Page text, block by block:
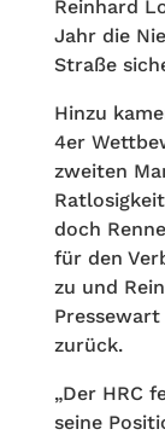
Reinhard
Jahr die
Straße
Hinzu
4er
zweiten
doch
für den
zu und
zurück.
„Der HRC
seine